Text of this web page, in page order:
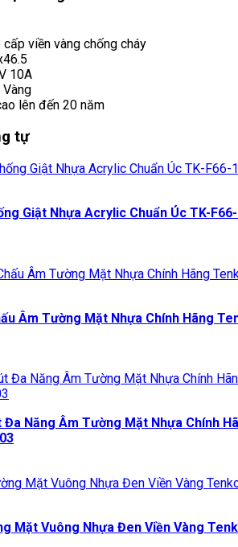
viền vàng chống cháy
10A
lên đến 20 năm
tự
Giật Nhựa Acrylic Chuẩn Úc TK-
Âm Tường Mặt Nhựa Chính Hãng
Đa Năng Âm Tường Mặt Nhựa Chính
Mặt Vuông Nhựa Đen Viền Vàng